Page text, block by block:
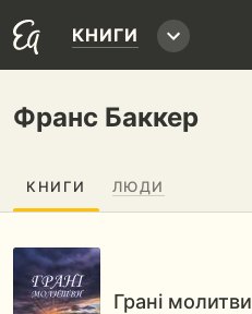
КНИГИ
Франс Баккер
КНИГИ ЛЮДИ
Грані молитви